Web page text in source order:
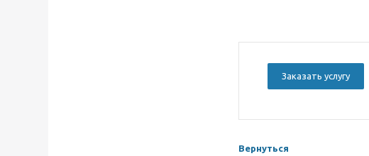
Заказать услугу
Вернуться